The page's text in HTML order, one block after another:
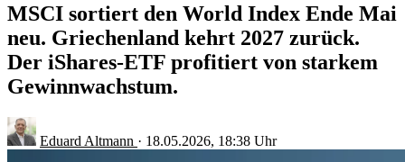
MSCI sortiert den World Index Ende Mai
neu. Griechenland kehrt 2027 zurück.
Der iShares-ETF profitiert von starkem
Gewinnwachstum.
Eduard Altmann · 18.05.2026, 18:38 Uhr